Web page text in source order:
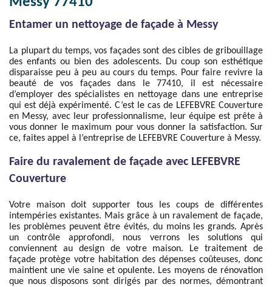
Entamer un nettoyage de façade à Messy
La plupart du temps, vos façades sont des cibles de gribouillage
des enfants ou bien des adolescents. Du coup son esthétique
disparaisse peu à peu au cours du temps. Pour faire revivre la
beauté de vos façades dans le 77410, il est nécessaire
d’employer des spécialistes en nettoyage dans une entreprise
qui est déjà expérimenté. C’est le cas de LEFEBVRE Couverture
en Messy, avec leur professionnalisme, leur équipe est prête à
vous donner le maximum pour vous donner la satisfaction. Sur
ce, faites appel à l’entreprise de LEFEBVRE Couverture à Messy.
Faire du ravalement de façade avec LEFEBVRE
Couverture
Votre maison doit supporter tous les coups de différentes
intempéries existantes. Mais grâce à un ravalement de façade,
les problèmes peuvent être évités, du moins les grands. Après
un contrôle approfondi, nous verrons les solutions qui
conviennent au design de votre maison. Le traitement de
façade protège votre habitation des dépenses coûteuses, donc
maintient une vie saine et opulente. Les moyens de rénovation
que nous disposons sont dirigés par des normes, démontrant